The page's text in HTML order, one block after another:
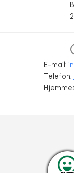
E-mail:
Telefon:
Trækompagniet er
Massive plankegulve
Om trækompagniet
Gulve der stiler højt!